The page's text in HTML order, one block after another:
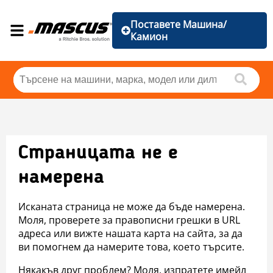
Поставете Машина/
Камион
Страницата не е
намерена
Исканата страница не може да бъде намерена.
Моля, проверете за правописни грешки в URL
адреса или вижте нашата карта на сайта, за да
ви помогнем да намерите това, което търсите.
Някакъв друг проблем? Моля, изпратете имейл